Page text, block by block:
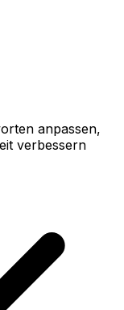
anpassen,
verbessern